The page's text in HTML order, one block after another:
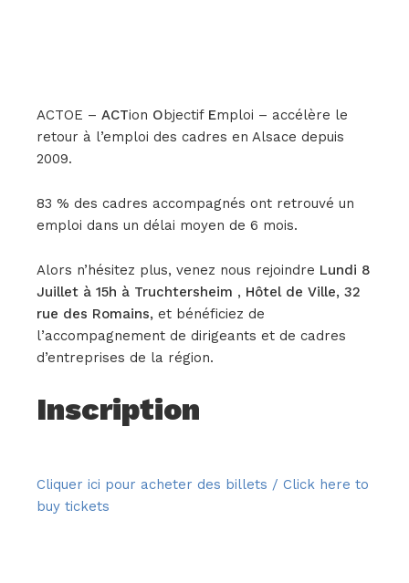
ACTOE – ACTion Objectif Emploi – accélère le
retour à l’emploi des cadres en Alsace depuis
2009.
83 % des cadres accompagnés ont retrouvé un
emploi dans un délai moyen de 6 mois.
Alors n’hésitez plus, venez nous rejoindre Lundi 8
Juillet à 15h à Truchtersheim , Hôtel de Ville, 32
rue des Romains, et bénéficiez de
l’accompagnement de dirigeants et de cadres
d’entreprises de la région.
Inscription
Cliquer ici pour acheter des billets / Click here to
buy tickets